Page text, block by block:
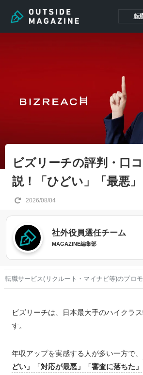
転
2026/08/04
ビズリーチの評判・口
説！「ひどい」「最悪
社外役員選任チーム
MAGAZINE編集部
転職サービス(リクルート・マイナビ等)のプロ
ビズリーチは、日本最大手のハイクラ
す。
年収アップを実感する人が多い一方で、
どい」「対応が最悪」「審査に落ちた」